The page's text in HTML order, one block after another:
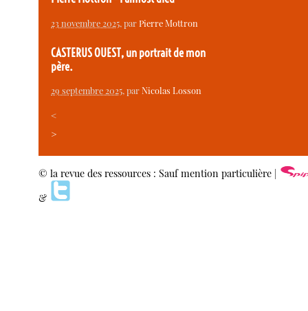
23 novembre 2025, parPierre Mottron
CASTERUS OUEST, un portrait de mon
père.
29 septembre 2025, parNicolas Losson
<
>
© la revue des ressources : Sauf mention particulière |
&